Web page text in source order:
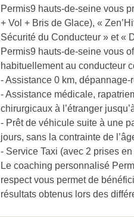
Permis9 hauts-de-seine vous
+ Vol + Bris de Glace), «
Sécurité du Conducteur » et «
Permis9 hauts-de-seine vous
habituellement au conducteur
- Assistance 0 km,
- Assistance médicale,
chirurgicaux à l’étranger
- Prêt de véhicule suite à une
jours, sans la contrainte de
- Service Taxi (avec 2 prises
Le coaching personnalisé
respect vous permet de
résultats obtenus lors des